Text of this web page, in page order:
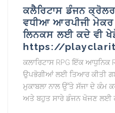
ਕਲੈਰਿਟਾਸ ਡੰਜਨ
ਵਧੀਆ ਆਰਪੀਜੀ ਮੇਕਰ
ਲਿਨਕਸ ਲਈ ਕਦੇ ਵੀ
https://
ਕਲਾਰਿਟਾਸ RPG ਇੱਕ ਆਧੁਨਿਕ
ਉਪਭੋਗੀਆਂ ਲਈ ਤਿਆਰ ਕੀਤੀ
ਮੁਕਾਬਲਾ ਨਾਲ ਉੱਤੇ ਸੱਜਾ ਦੇ ਕੰਮ
ਅਤੇ ਬਹੁਤ ਸਾਰੇ ਡੰਜਨ ਖੋਜਣ ਲਈ